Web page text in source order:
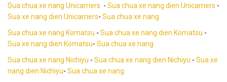
Sua chua xe nang Unicarriers - Sua chua xe nang dien Unicarriers -
Sua xe nang dien Unicarriers- Sua chua xe nang
Sua chua xe nang Komatsu - Sua chua xe nang dien Komatsu -
Sua xe nang dien Komatsu- Sua chua xe nang
Sua chua xe nang Nichiyu - Sua chua xe nang dien Nichiyu - Sua xe
nang dien Nichiyu- Sua chua xe nang